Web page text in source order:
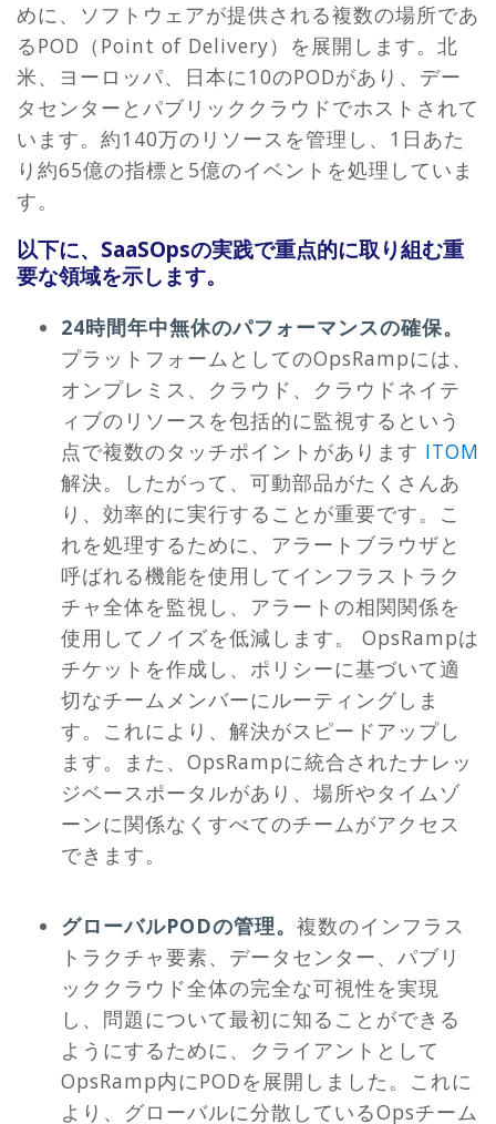
めに、ソフトウェアが提供される複数の場所であ
るPOD（Point of Delivery）を展開します。北
米、ヨーロッパ、日本に10のPODがあり、デー
タセンターとパブリッククラウドでホストされて
います。約140万のリソースを管理し、1日あた
り約65億の指標と5億のイベントを処理していま
す。
以下に、SaaSOpsの実践で重点的に取り組む重
要な領域を示します。
24時間年中無休のパフォーマンスの確保。
プラットフォームとしてのOpsRampには、
オンプレミス、クラウド、クラウドネイテ
ィブのリソースを包括的に監視するという
点で複数のタッチポイントがあります ITOM
解決。したがって、可動部品がたくさんあ
り、効率的に実行することが重要です。こ
れを処理するために、アラートブラウザと
呼ばれる機能を使用してインフラストラク
チャ全体を監視し、アラートの相関関係を
使用してノイズを低減します。 OpsRampは
チケットを作成し、ポリシーに基づいて適
切なチームメンバーにルーティングしま
す。これにより、解決がスピードアップし
ます。また、OpsRampに統合されたナレッ
ジベースポータルがあり、場所やタイムゾ
ーンに関係なくすべてのチームがアクセス
できます。
グローバルPODの管理。 複数のインフラス
トラクチャ要素、データセンター、パブリ
ッククラウド全体の完全な可視性を実現
し、問題について最初に知ることができる
ようにするために、クライアントとして
OpsRamp内にPODを展開しました。これに
より、グローバルに分散しているOpsチーム